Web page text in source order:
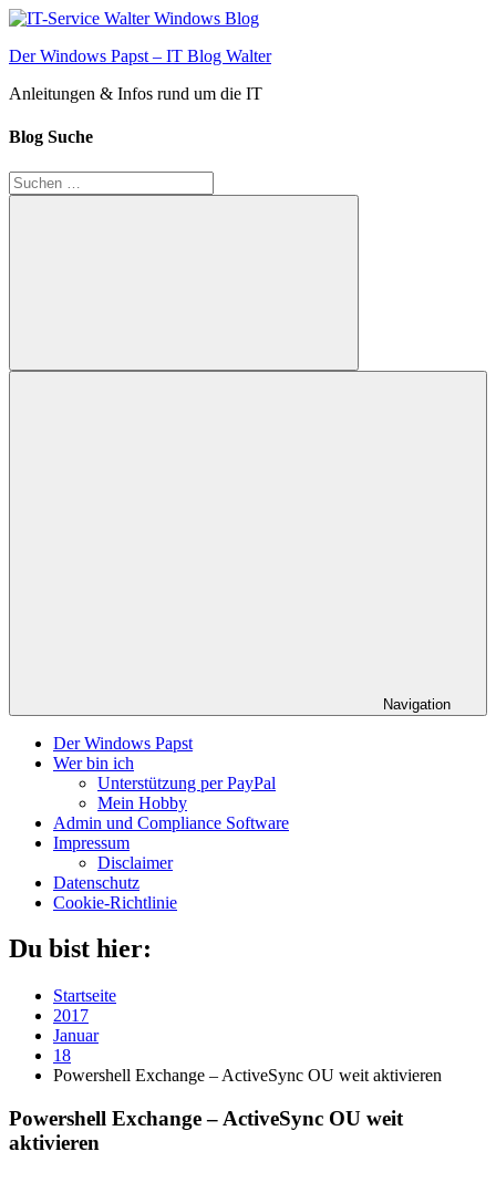
Zum
springen
Der Windows Papst – IT Blog Walter
Anleitungen & Infos rund um die IT
Blog Suche
Suchen
nach:
Suchen
Navigation
Der Windows Papst
Wer bin ich
Unterstützung per PayPal
Mein Hobby
Admin und Compliance Software
Impressum
Disclaimer
Datenschutz
Cookie-Richtlinie
Du bist hier:
Startseite
2017
Januar
18
Powershell Exchange – ActiveSync OU weit aktivieren
Powershell Exchange – ActiveSync OU weit
aktivieren